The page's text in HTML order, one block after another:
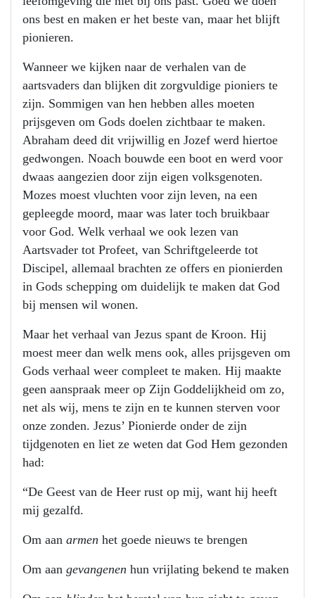
ons best en maken er het beste van, maar het blijft
pionieren.
Wanneer we kijken naar de verhalen van de
aartsvaders dan blijken dit zorgvuldige pioniers te
zijn. Sommigen van hen hebben alles moeten
prijsgeven om Gods doelen zichtbaar te maken.
Abraham deed dit vrijwillig en Jozef werd hiertoe
gedwongen. Noach bouwde een boot en werd voor
dwaas aangezien door zijn eigen volksgenoten.
Mozes moest vluchten voor zijn leven, na een
gepleegde moord, maar was later toch bruikbaar
voor God. Welk verhaal we ook lezen van
Aartsvader tot Profeet, van Schriftgeleerde tot
Discipel, allemaal brachten ze offers en pionierden
in Gods schepping om duidelijk te maken dat God
bij mensen wil wonen.
Maar het verhaal van Jezus spant de Kroon. Hij
moest meer dan welk mens ook, alles prijsgeven om
Gods verhaal weer compleet te maken. Hij maakte
geen aanspraak meer op Zijn Goddelijkheid om zo,
net als wij, mens te zijn en te kunnen sterven voor
onze zonden. Jezus’ Pionierde onder de zijn
tijdgenoten en liet ze weten dat God Hem gezonden
had:
“De Geest van de Heer rust op mij, want hij heeft
mij gezalfd.
Om aan armen het goede nieuws te brengen
Om aan gevangenen hun vrijlating bekend te maken